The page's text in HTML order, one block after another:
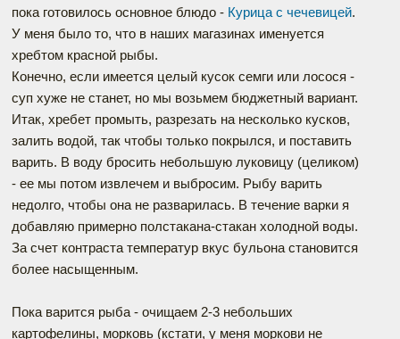
пока готовилось основное блюдо - Курица с чечевицей.
У меня было то, что в наших магазинах именуется
хребтом красной рыбы.
Конечно, если имеется целый кусок семги или лосося -
суп хуже не станет, но мы возьмем бюджетный вариант.
Итак, хребет промыть, разрезать на несколько кусков,
залить водой, так чтобы только покрылся, и поставить
варить. В воду бросить небольшую луковицу (целиком)
- ее мы потом извлечем и выбросим. Рыбу варить
недолго, чтобы она не разварилась. В течение варки я
добавляю примерно полстакана-стакан холодной воды.
За счет контраста температур вкус бульона становится
более насыщенным.
Пока варится рыба - очищаем 2-3 небольших
картофелины, морковь (кстати, у меня моркови не